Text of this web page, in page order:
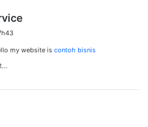
my website is contoh bisnis